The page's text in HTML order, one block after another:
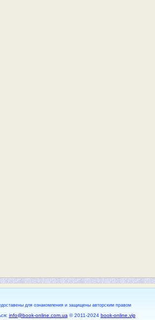
для ознакомления и защищены авторским правом
info@book-online.com.ua © 2011-2024 book-online.vip